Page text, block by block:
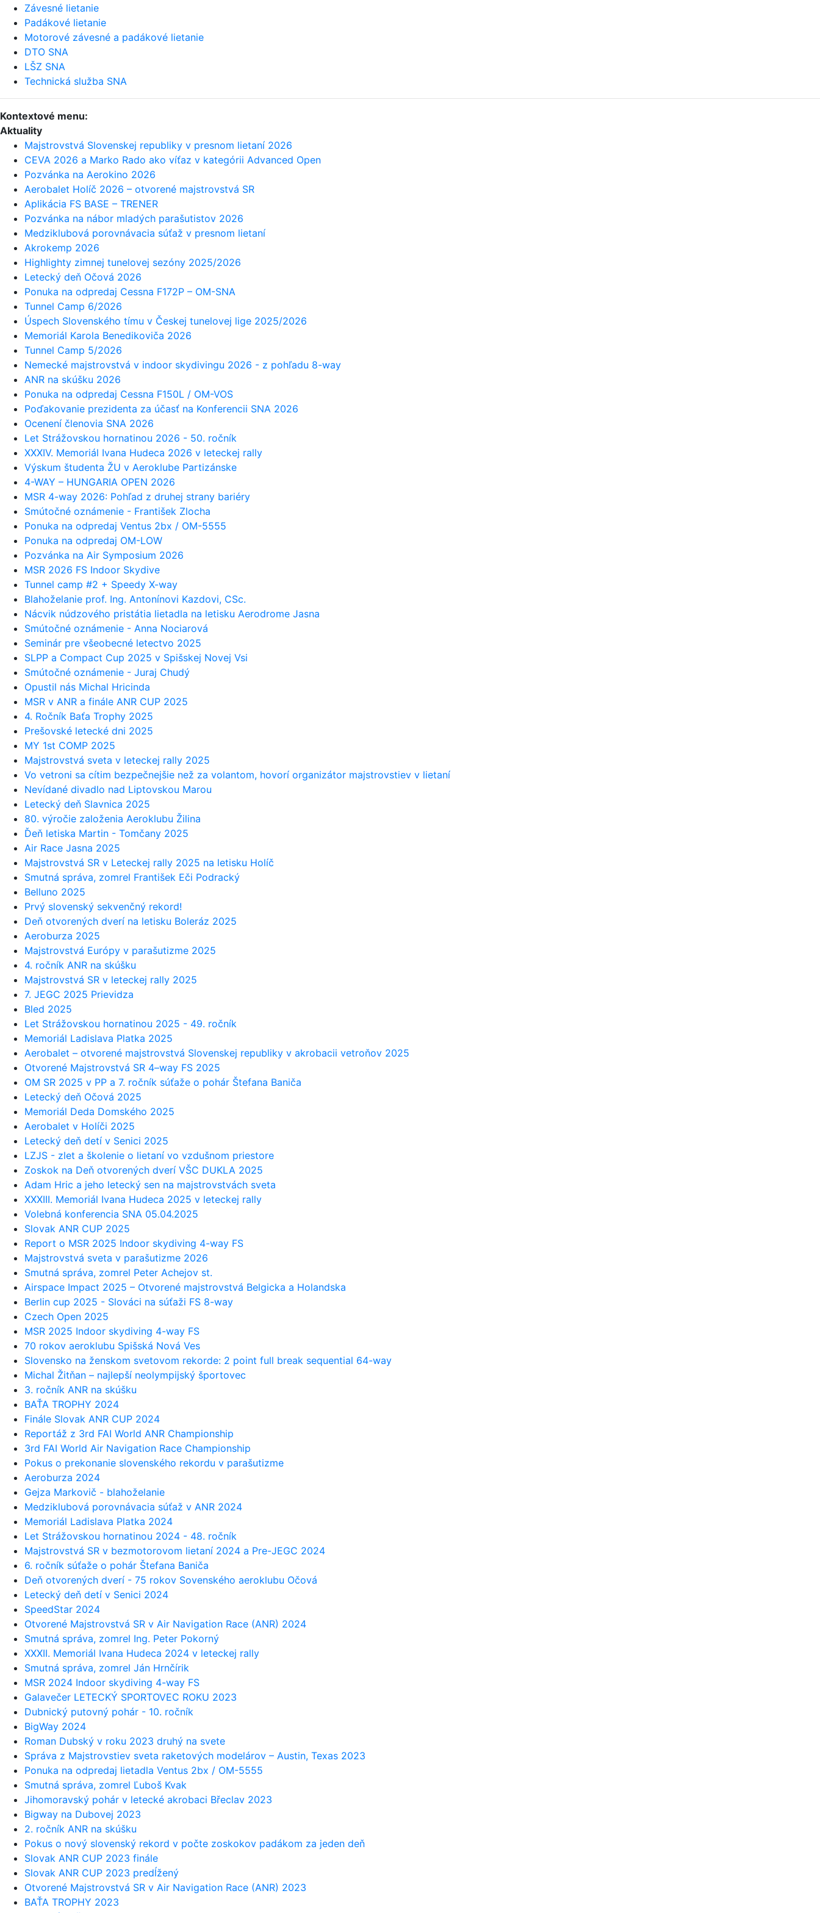
Závesné lietanie
Padákové lietanie
Motorové závesné a padákové lietanie
DTO SNA
LŠZ SNA
Technická služba SNA
Kontextové menu:
Aktuality
Majstrovstvá Slovenskej republiky v presnom lietaní 2026
CEVA 2026 a Marko Rado ako víťaz v kategórii Advanced Open
Pozvánka na Aerokino 2026
Aerobalet Holíč 2026 – otvorené majstrovstvá SR
Aplikácia FS BASE – TRENER
Pozvánka na nábor mladých parašutistov 2026
Medziklubová porovnávacia súťaž v presnom lietaní
Akrokemp 2026
Highlighty zimnej tunelovej sezóny 2025/2026
Letecký deň Očová 2026
Ponuka na odpredaj Cessna F172P – OM-SNA
Tunnel Camp 6/2026
Úspech Slovenského tímu v Českej tunelovej lige 2025/2026
Memoriál Karola Benedikoviča 2026
Tunnel Camp 5/2026
Nemecké majstrovstvá v indoor skydivingu 2026 - z pohľadu 8-way
ANR na skúšku 2026
Ponuka na odpredaj Cessna F150L / OM-VOS
Poďakovanie prezidenta za účasť na Konferencii SNA 2026
Ocenení členovia SNA 2026
Let Strážovskou hornatinou 2026 - 50. ročník
XXXIV. Memoriál Ivana Hudeca 2026 v leteckej rally
Výskum študenta ŽU v Aeroklube Partizánske
4-WAY – HUNGARIA OPEN 2026
MSR 4-way 2026: Pohľad z druhej strany bariéry
Smútočné oznámenie - František Zlocha
Ponuka na odpredaj Ventus 2bx / OM-5555
Ponuka na odpredaj OM-LOW
Pozvánka na Air Symposium 2026
MSR 2026 FS Indoor Skydive
Tunnel camp #2 + Speedy X-way
Blahoželanie prof. Ing. Antonínovi Kazdovi, CSc.
Nácvik núdzového pristátia lietadla na letisku Aerodrome Jasna
Smútočné oznámenie - Anna Nociarová
Seminár pre všeobecné letectvo 2025
SLPP a Compact Cup 2025 v Spišskej Novej Vsi
Smútočné oznámenie - Juraj Chudý
Opustil nás Michal Hricinda
MSR v ANR a finále ANR CUP 2025
4. Ročník Baťa Trophy 2025
Prešovské letecké dni 2025
MY 1st COMP 2025
Majstrovstvá sveta v leteckej rally 2025
Vo vetroni sa cítim bezpečnejšie než za volantom, hovorí organizátor majstrovstiev v lietaní
Nevídané divadlo nad Liptovskou Marou
Letecký deň Slavnica 2025
80. výročie založenia Aeroklubu Žilina
Ďeň letiska Martin - Tomčany 2025
Air Race Jasna 2025
Majstrovstvá SR v Leteckej rally 2025 na letisku Holíč
Smutná správa, zomrel František Eči Podracký
Belluno 2025
Prvý slovenský sekvenčný rekord!
Deň otvorených dverí na letisku Boleráz 2025
Aeroburza 2025
Majstrovstvá Európy v parašutizme 2025
4. ročník ANR na skúšku
Majstrovstvá SR v leteckej rally 2025
7. JEGC 2025 Prievidza
Bled 2025
Let Strážovskou hornatinou 2025 - 49. ročník
Memoriál Ladislava Platka 2025
Aerobalet – otvorené majstrovstvá Slovenskej republiky v akrobacii vetroňov 2025
Otvorené Majstrovstvá SR 4–way FS 2025
OM SR 2025 v PP a 7. ročník súťaže o pohár Štefana Baniča
Letecký deň Očová 2025
Memoriál Deda Domského 2025
Aerobalet v Holíči 2025
Letecký deň detí v Senici 2025
LZJS - zlet a školenie o lietaní vo vzdušnom priestore
Zoskok na Deň otvorených dverí VŠC DUKLA 2025
Adam Hric a jeho letecký sen na majstrovstvách sveta
XXXIII. Memoriál Ivana Hudeca 2025 v leteckej rally
Volebná konferencia SNA 05.04.2025
Slovak ANR CUP 2025
Report o MSR 2025 Indoor skydiving 4-way FS
Majstrovstvá sveta v parašutizme 2026
Smutná správa, zomrel Peter Achejov st.
Airspace Impact 2025 – Otvorené majstrovstvá Belgicka a Holandska
Berlin cup 2025 - Slováci na súťaži FS 8-way
Czech Open 2025
MSR 2025 Indoor skydiving 4-way FS
70 rokov aeroklubu Spišská Nová Ves
Slovensko na ženskom svetovom rekorde: 2 point full break sequential 64-way
Michal Žitňan – najlepší neolympijský športovec
3. ročník ANR na skúšku
BAŤA TROPHY 2024
Finále Slovak ANR CUP 2024
Reportáž z 3rd FAI World ANR Championship
3rd FAI World Air Navigation Race Championship
Pokus o prekonanie slovenského rekordu v parašutizme
Aeroburza 2024
Gejza Markovič - blahoželanie
Medziklubová porovnávacia súťaž v ANR 2024
Memoriál Ladislava Platka 2024
Let Strážovskou hornatinou 2024 - 48. ročník
Majstrovstvá SR v bezmotorovom lietaní 2024 a Pre-JEGC 2024
6. ročník súťaže o pohár Štefana Baniča
Deň otvorených dverí - 75 rokov Sovenského aeroklubu Očová
Letecký deň detí v Senici 2024
SpeedStar 2024
Otvorené Majstrovstvá SR v Air Navigation Race (ANR) 2024
Smutná správa, zomrel Ing. Peter Pokorný
XXXII. Memoriál Ivana Hudeca 2024 v leteckej rally
Smutná správa, zomrel Ján Hrnčírik
MSR 2024 Indoor skydiving 4-way FS
Galavečer LETECKÝ SPORTOVEC ROKU 2023
Dubnický putovný pohár - 10. ročník
BigWay 2024
Roman Dubský v roku 2023 druhý na svete
Správa z Majstrovstiev sveta raketových modelárov – Austin, Texas 2023
Ponuka na odpredaj lietadla Ventus 2bx / OM-5555
Smutná správa, zomrel Ľuboš Kvak
Jihomoravský pohár v letecké akrobaci Břeclav 2023
Bigway na Dubovej 2023
2. ročník ANR na skúšku
Pokus o nový slovenský rekord v počte zoskokov padákom za jeden deň
Slovak ANR CUP 2023 finále
Slovak ANR CUP 2023 predĺžený
Otvorené Majstrovstvá SR v Air Navigation Race (ANR) 2023
BAŤA TROPHY 2023